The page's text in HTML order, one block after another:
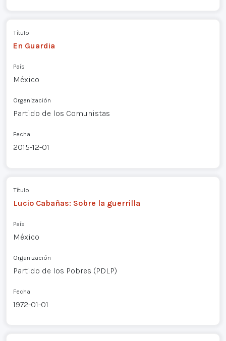
Título
En Guardia
País
México
Organización
Partido de los Comunistas
Fecha
2015-12-01
Título
Lucio Cabañas: Sobre la guerrilla
País
México
Organización
Partido de los Pobres (PDLP)
Fecha
1972-01-01